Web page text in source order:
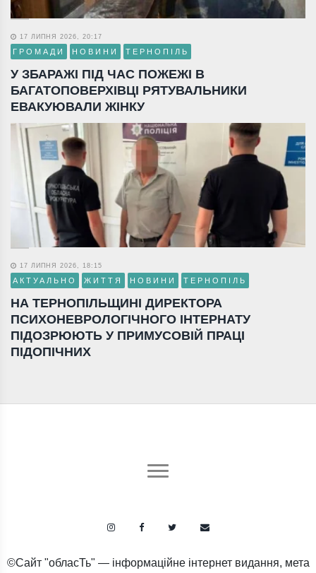
17 ЛИПНЯ 2026, 20:17
ГРОМАДИ НОВИНИ ТЕРНОПІЛЬ
У ЗБАРАЖІ ПІД ЧАС ПОЖЕЖІ В
БАГАТОПОВЕРХІВЦІ РЯТУВАЛЬНИКИ
ЕВАКУЮВАЛИ ЖІНКУ
17 ЛИПНЯ 2026, 18:15
АКТУАЛЬНО ЖИТТЯ НОВИНИ ТЕРНОПІЛЬ
НА ТЕРНОПІЛЬЩИНІ ДИРЕКТОРА
ПСИХОНЕВРОЛОГІЧНОГО ІНТЕРНАТУ
ПІДОЗРЮЮТЬ У ПРИМУСОВІЙ ПРАЦІ
ПІДОПІЧНИХ
©Сайт "обласТь" — інформаційне інтернет видання, мета